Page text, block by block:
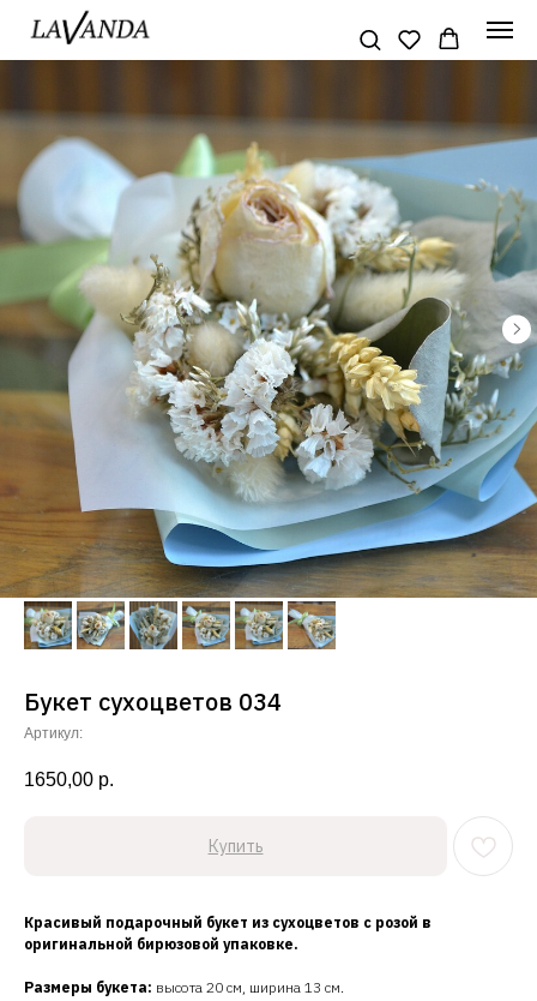
Букет сухоцветов 034
Артикул:
1650,00 р.
Купить
Красивый подарочный букет из сухоцветов с розой в
оригинальной бирюзовой упаковке.
Размеры букета: высота 20 см, ширина 13 см.